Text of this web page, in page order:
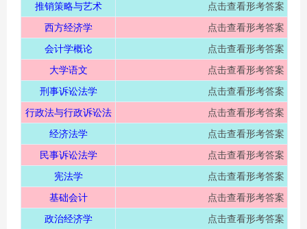
首
推销策略与艺术
点击查看形考答案
西方经济学
点击查看形考答案
会计学概论
点击查看形考答案
大学语文
点击查看形考答案
刑事诉讼法学
点击查看形考答案
行政法与行政诉讼法
点击查看形考答案
经济法学
点击查看形考答案
民事诉讼法学
点击查看形考答案
宪法学
点击查看形考答案
基础会计
点击查看形考答案
政治经济学
点击查看形考答案